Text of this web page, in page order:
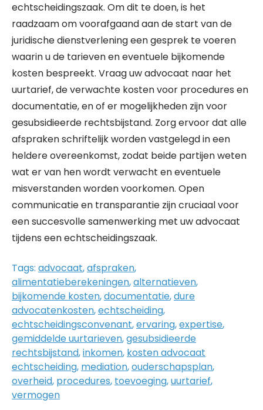
echtscheidingszaak. Om dit te doen, is het
raadzaam om voorafgaand aan de start van de
juridische dienstverlening een gesprek te voeren
waarin u de tarieven en eventuele bijkomende
kosten bespreekt. Vraag uw advocaat naar het
uurtarief, de verwachte kosten voor procedures en
documentatie, en of er mogelijkheden zijn voor
gesubsidieerde rechtsbijstand. Zorg ervoor dat alle
afspraken schriftelijk worden vastgelegd in een
heldere overeenkomst, zodat beide partijen weten
wat er van hen wordt verwacht en eventuele
misverstanden worden voorkomen. Open
communicatie en transparantie zijn cruciaal voor
een succesvolle samenwerking met uw advocaat
tijdens een echtscheidingszaak.
Tags: advocaat,afspraken,
alimentatieberekeningen,alternatieven,
bijkomende kosten,documentatie,dure
advocatenkosten,echtscheiding,
echtscheidingsconvenant,ervaring,expertise,
gemiddelde uurtarieven,gesubsidieerde
rechtsbijstand,inkomen, kosten advocaat
echtscheiding, mediation,ouderschapsplan,
overheid, procedures, toevoeging,uurtarief,
vermogen